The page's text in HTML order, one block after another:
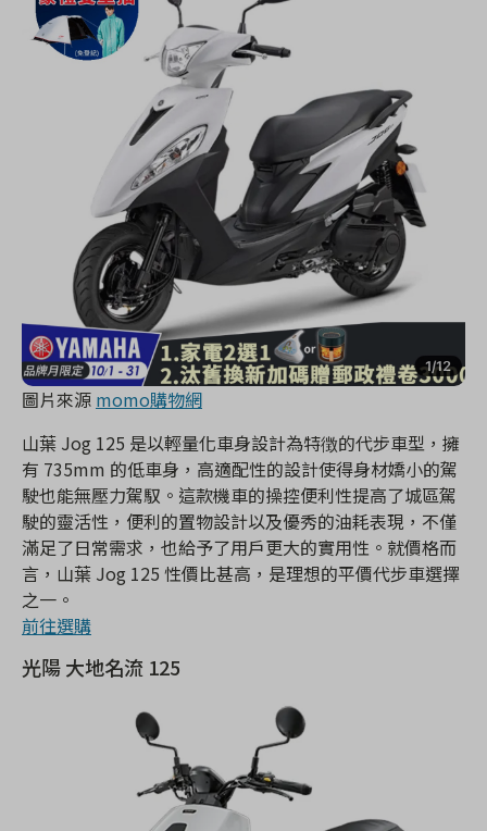
圖片來源 momo購物網
山葉 Jog 125 是以輕量化車身設計為特徴的代步車型，擁
有 735mm 的低車身，高適配性的設計使得身材嬌小的駕
駛也能無壓力駕馭。這款機車的操控便利性提高了城區駕
駛的靈活性，便利的置物設計以及優秀的油耗表現，不僅
滿足了日常需求，也給予了用戶更大的實用性。就價格而
言，山葉 Jog 125 性價比甚高，是理想的平價代步車選擇
之一。
前往選購
光陽 大地名流 125